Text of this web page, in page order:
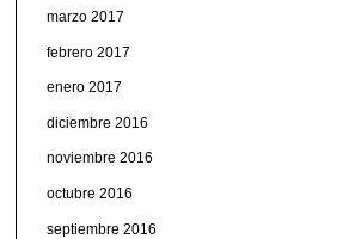
marzo 2017
febrero 2017
enero 2017
diciembre 2016
noviembre 2016
octubre 2016
septiembre 2016